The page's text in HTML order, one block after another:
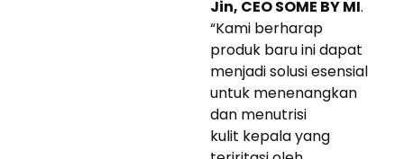
Jin, CEO SOME BY MI.
“Kami berharap
produk baru ini dapat
menjadi solusi esensial
untuk menenangkan
dan menutrisi
kulit kepala yang